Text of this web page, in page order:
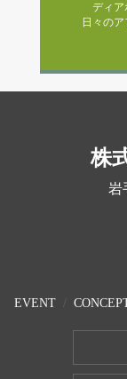
ディア
日々の
株
岩
EVENT